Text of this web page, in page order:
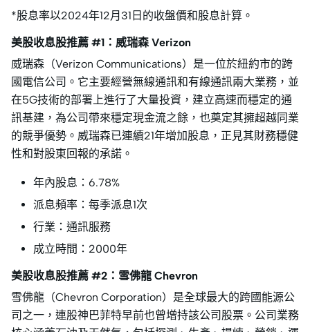
*股息率以2024年12月31日的收盤價和股息計算。
美股收息股推薦 #1：威瑞森 Verizon
威瑞森（Verizon Communications）是一位於紐約市的跨
國電信公司。它主要經營無線通訊和有線通訊兩大業務，並
在5G技術的部署上進行了大量投資，建立高速而穩定的通
訊基建，為公司帶來穩定現金流之餘，也奠定其擁超越同業
的競爭優勢。威瑞森已連續21年增加股息，正見其財務穩健
性和對股東回報的承諾。
年內股息：6.78%
派息頻率：每季派息1次
行業：通訊服務
成立時間：2000年
美股收息股推薦 #2：雪佛龍 Chevron
雪佛龍（Chevron Corporation）是全球最大的跨國能源公
司之一，連股神巴菲特早前也曾增持該公司股票。公司業務